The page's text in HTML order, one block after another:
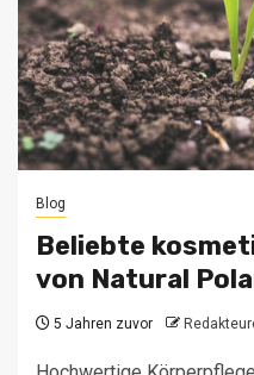
Blog
Beliebte
von Natural
5 Jahren zuvor